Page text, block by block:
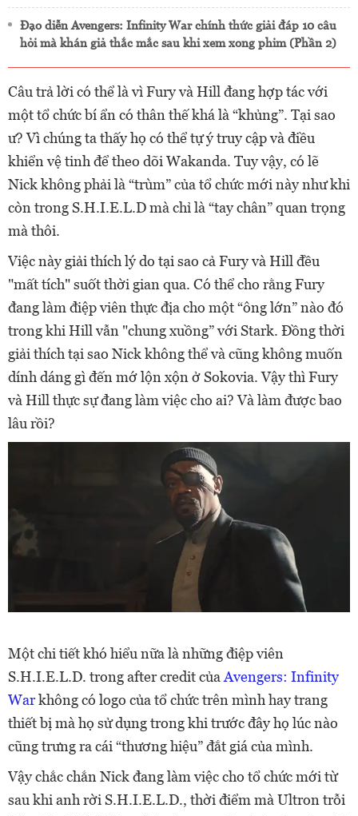
Đạo diễn Avengers: Infinity War chính thức giải đáp 10 câu
hỏi mà khán giả thắc mắc sau khi xem xong phim (Phần 2)
Câu trả lời có thể là vì Fury và Hill đang hợp tác với
một tổ chức bí ẩn có thân thế khá là “khủng”. Tại sao
ư? Vì chúng ta thấy họ có thể tự ý truy cập và điều
khiển vệ tinh để theo dõi Wakanda. Tuy vậy, có lẽ
Nick không phải là “trùm” của tổ chức mới này như khi
còn trong S.H.I.E.L.D mà chỉ là “tay chân” quan trọng
mà thôi.
Việc này giải thích lý do tại sao cả Fury và Hill đều
"mất tích" suốt thời gian qua. Có thể cho rằng Fury
đang làm điệp viên thực địa cho một “ông lớn” nào đó
trong khi Hill vẫn "chung xuồng” với Stark. Đồng thời
giải thích tại sao Nick không thể và cũng không muốn
dính dáng gì đến mớ lộn xộn ở Sokovia. Vậy thì Fury
và Hill thực sự đang làm việc cho ai? Và làm được bao
lâu rồi?
Một chi tiết khó hiểu nữa là những điệp viên
S.H.I.E.L.D. trong after credit củaAvengers: Infinity
Warkhông có logo của tổ chức trên mình hay trang
thiết bị mà họ sử dụng trong khi trước đây họ lúc nào
cũng trưng ra cái “thương hiệu” đắt giá của mình.
Vậy chắc chắn Nick đang làm việc cho tổ chức mới từ
sau khi anh rời S.H.I.E.L.D., thời điểm mà Ultron trỗi